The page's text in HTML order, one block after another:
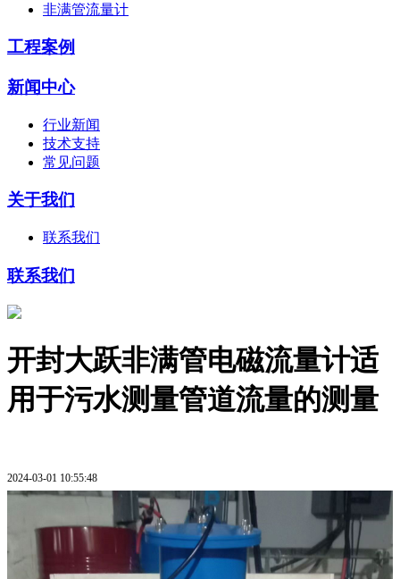
非满管流量计
工程案例
新闻中心
行业新闻
技术支持
常见问题
关于我们
联系我们
联系我们
开封大跃非满管电磁流量计适
用于污水测量管道流量的测量
2024-03-01 10:55:48